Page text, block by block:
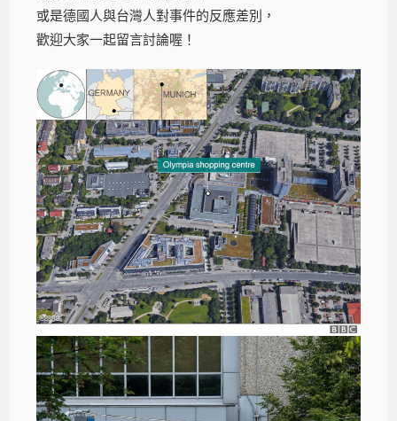
或是德國人與台灣人對事件的反應差別，
歡迎大家一起留言討論喔！